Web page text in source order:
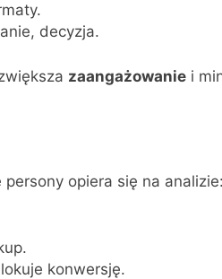
decyzja.
zaangażowanie i
opiera się na analizie:
konwersję.